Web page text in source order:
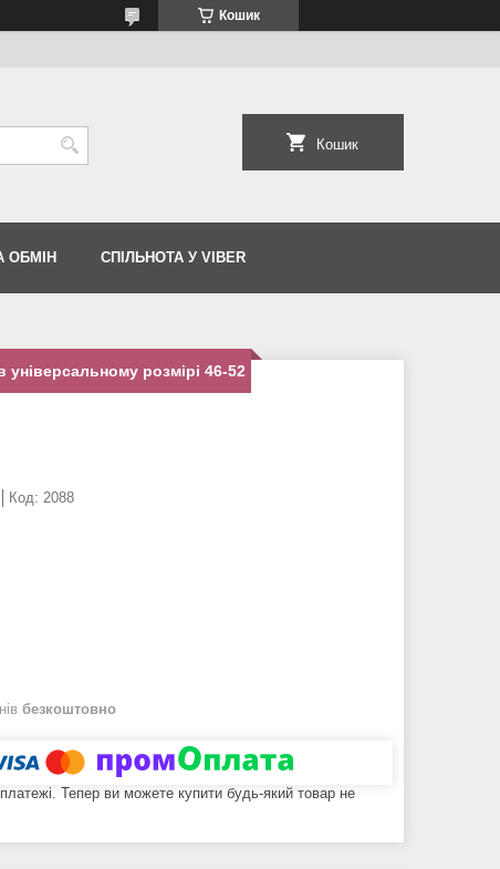
Кошик
Кошик
ОБМІН СПІЛЬНОТА У VIBER
розмірі 46-52
Код: 2088
безкоштовно
платежі. Тепер ви можете купити будь-який товар не